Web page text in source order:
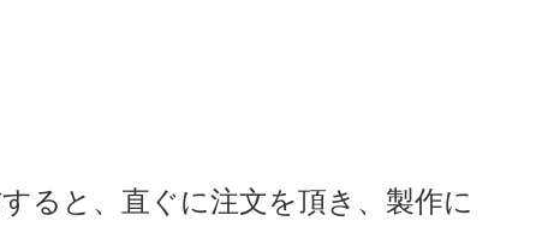
ると、直ぐに注文を頂き、製作に